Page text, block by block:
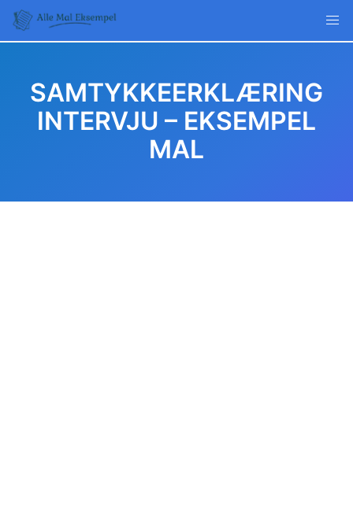
Skip
content
SAMTYKKEERKLÆRING
INTERVJU – EKSEMPEL
MAL